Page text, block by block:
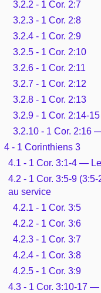
3.2.2 - 1 Cor. 2:7
3.2.3 - 1 Cor. 2:8
3.2.4 - 1 Cor. 2:9
3.2.5 - 1 Cor. 2:10
3.2.6 - 1 Cor. 2:11
3.2.7 - 1 Cor. 2:12
3.2.8 - 1 Cor. 2:13
3.2.9 - 1 Cor. 2:14-15
3.2.10 - 1 Cor. 2:16
4 - 1 Corinthiens 3
4.1 - 1 Cor. 3:1-4 —
4.2 - 1 Cor. 3:5-9
au service
4.2.1 - 1 Cor. 3:5
4.2.2 - 1 Cor. 3:6
4.2.3 - 1 Cor. 3:7
4.2.4 - 1 Cor. 3:8
4.2.5 - 1 Cor. 3:9
4.3 - 1 Cor. 3:10-17 —